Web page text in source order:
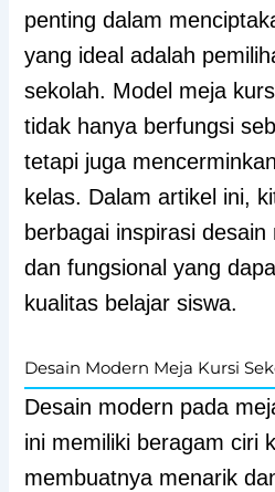
penting dalam
yang ideal adalah
sekolah. Model meja
tidak hanya berfungsi
tetapi juga
kelas. Dalam artikel ini,
berbagai inspirasi
dan fungsional yang
kualitas belajar siswa.
Desain Modern Meja Kursi
Desain modern pada
ini memiliki beragam ciri
membuatnya menarik